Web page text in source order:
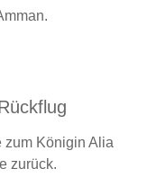
zum Königin Alia
zurück.